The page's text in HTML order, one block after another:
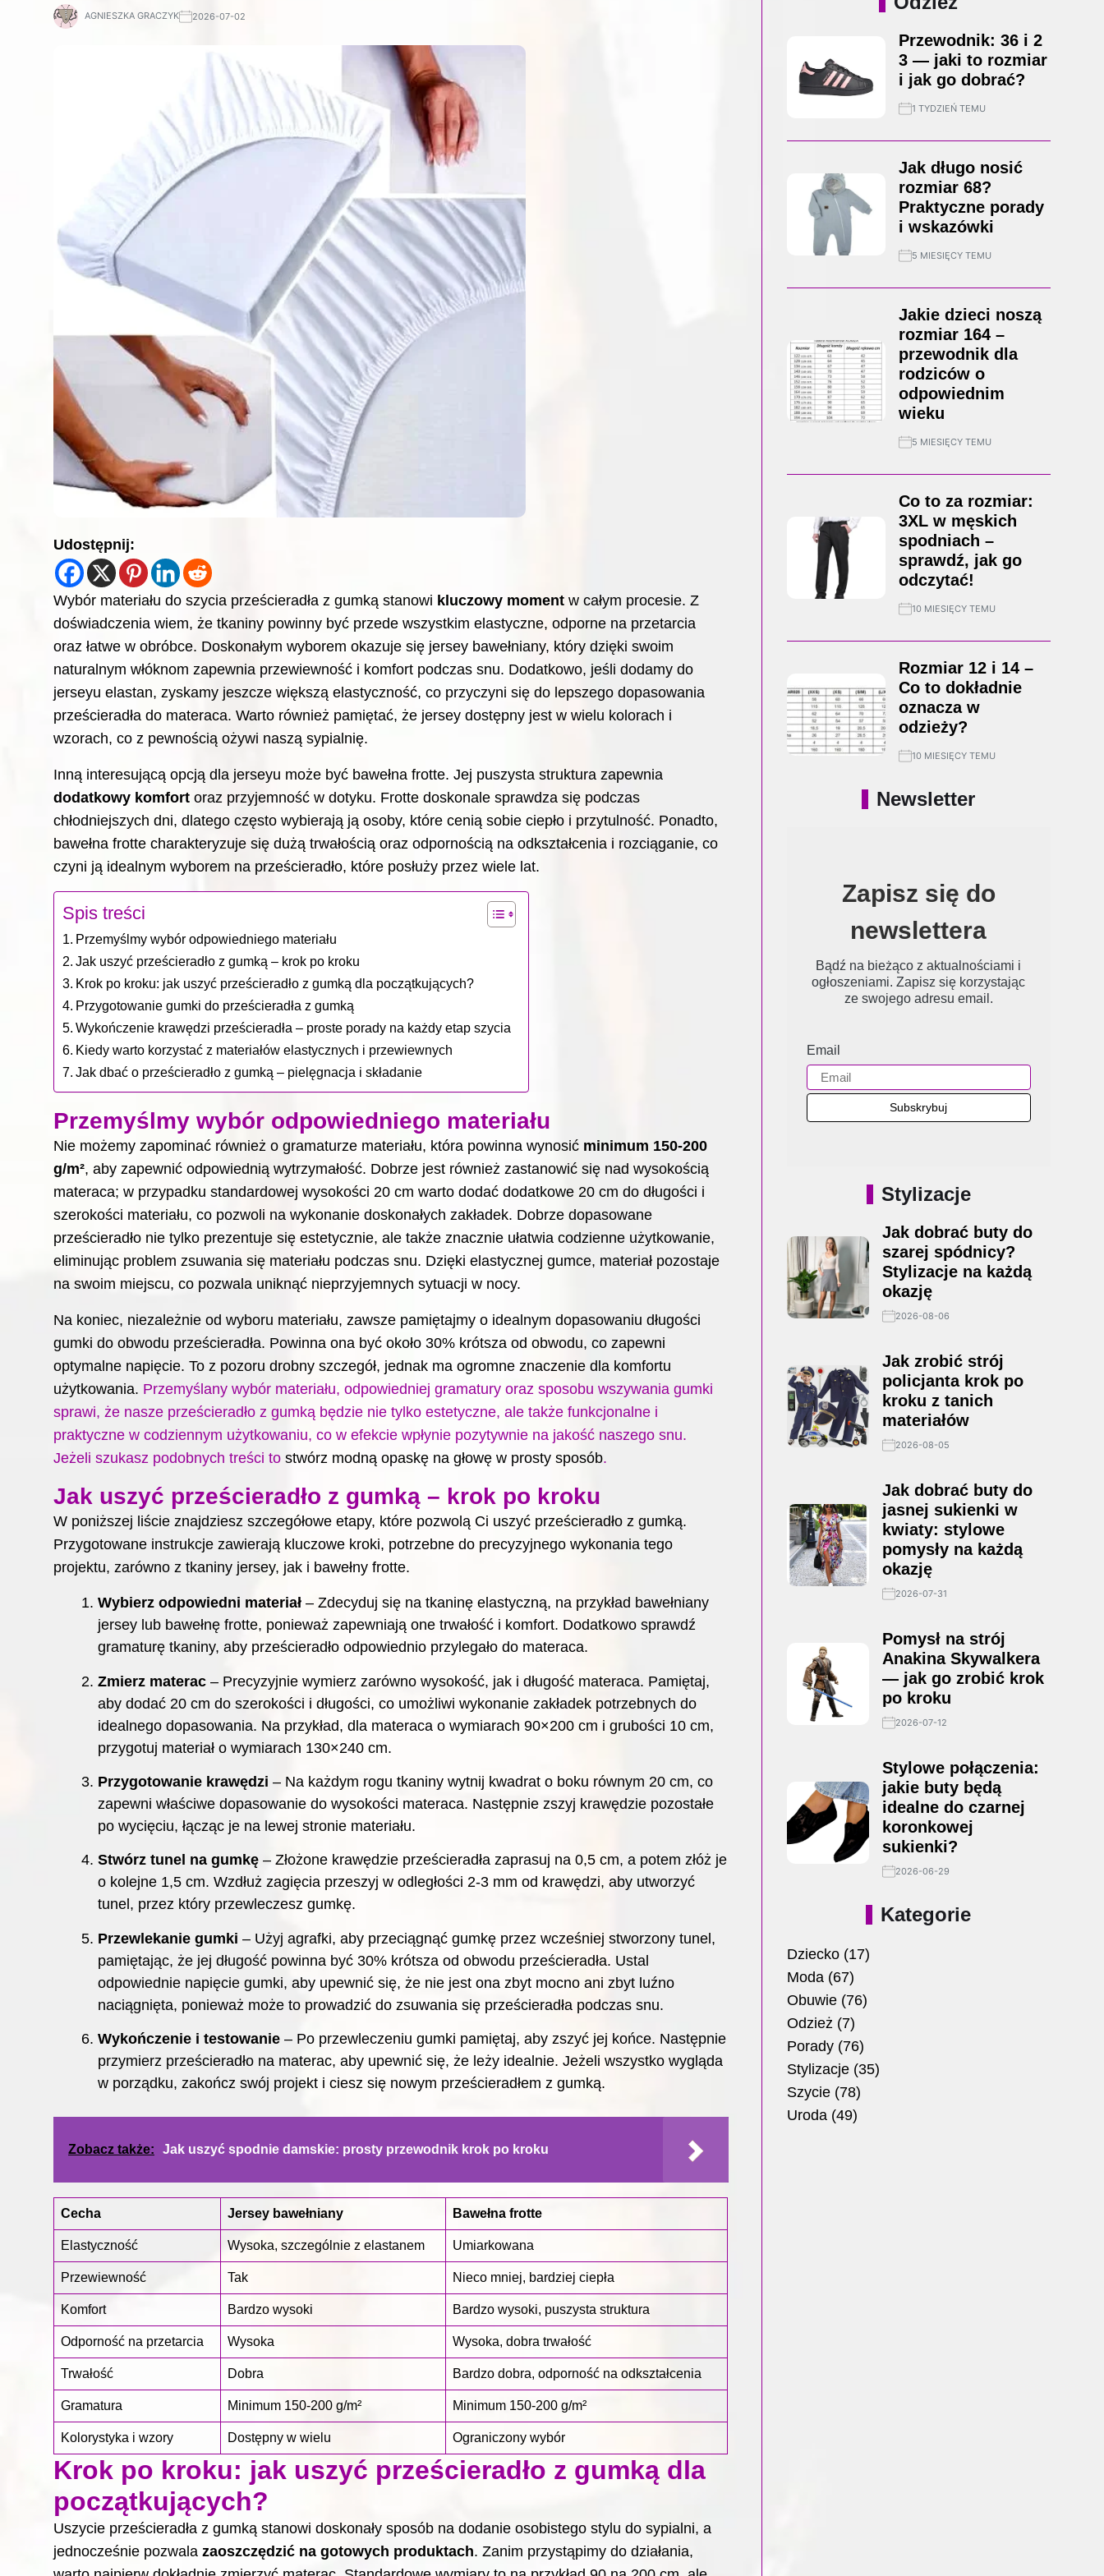
AGNIESZKA GRACZYK 2026-07-02
Udostępnij:
Wybór materiału do szycia prześcieradła z gumką stanowi kluczowy moment w całym procesie. Z
doświadczenia wiem, że tkaniny powinny być przede wszystkim elastyczne, odporne na przetarcia
oraz łatwe w obróbce. Doskonałym wyborem okazuje się jersey bawełniany, który dzięki swoim
naturalnym włóknom zapewnia przewiewność i komfort podczas snu. Dodatkowo, jeśli dodamy do
jerseyu elastan, zyskamy jeszcze większą elastyczność, co przyczyni się do lepszego dopasowania
prześcieradła do materaca. Warto również pamiętać, że jersey dostępny jest w wielu kolorach i
wzorach, co z pewnością ożywi naszą sypialnię.
Inną interesującą opcją dla jerseyu może być bawełna frotte. Jej puszysta struktura zapewnia
dodatkowy komfort oraz przyjemność w dotyku. Frotte doskonale sprawdza się podczas
chłodniejszych dni, dlatego często wybierają ją osoby, które cenią sobie ciepło i przytulność. Ponadto,
bawełna frotte charakteryzuje się dużą trwałością oraz odpornością na odkształcenia i rozciąganie, co
czyni ją idealnym wyborem na prześcieradło, które posłuży przez wiele lat.
Spis treści
Przemyślmy wybór odpowiedniego materiału
Jak uszyć prześcieradło z gumką – krok po kroku
Krok po kroku: jak uszyć prześcieradło z gumką dla początkujących?
Przygotowanie gumki do prześcieradła z gumką
Wykończenie krawędzi prześcieradła – proste porady na każdy etap szycia
Kiedy warto korzystać z materiałów elastycznych i przewiewnych
Jak dbać o prześcieradło z gumką – pielęgnacja i składanie
Przemyślmy wybór odpowiedniego materiału
Nie możemy zapominać również o gramaturze materiału, która powinna wynosić minimum 150-200
g/m², aby zapewnić odpowiednią wytrzymałość. Dobrze jest również zastanowić się nad wysokością
materaca; w przypadku standardowej wysokości 20 cm warto dodać dodatkowe 20 cm do długości i
szerokości materiału, co pozwoli na wykonanie doskonałych zakładek. Dobrze dopasowane
prześcieradło nie tylko prezentuje się estetycznie, ale także znacznie ułatwia codzienne użytkowanie,
eliminując problem zsuwania się materiału podczas snu. Dzięki elastycznej gumce, materiał pozostaje
na swoim miejscu, co pozwala uniknąć nieprzyjemnych sytuacji w nocy.
Na koniec, niezależnie od wyboru materiału, zawsze pamiętajmy o idealnym dopasowaniu długości
gumki do obwodu prześcieradła. Powinna ona być około 30% krótsza od obwodu, co zapewni
optymalne napięcie. To z pozoru drobny szczegół, jednak ma ogromne znaczenie dla komfortu
użytkowania. Przemyślany wybór materiału, odpowiedniej gramatury oraz sposobu wszywania gumki
sprawi, że nasze prześcieradło z gumką będzie nie tylko estetyczne, ale także funkcjonalne i
praktyczne w codziennym użytkowaniu, co w efekcie wpłynie pozytywnie na jakość naszego snu.
Jeżeli szukasz podobnych treści to stwórz modną opaskę na głowę w prosty sposób.
Jak uszyć prześcieradło z gumką – krok po kroku
W poniższej liście znajdziesz szczegółowe etapy, które pozwolą Ci uszyć prześcieradło z gumką.
Przygotowane instrukcje zawierają kluczowe kroki, potrzebne do precyzyjnego wykonania tego
projektu, zarówno z tkaniny jersey, jak i bawełny frotte.
Wybierz odpowiedni materiał – Zdecyduj się na tkaninę elastyczną, na przykład bawełniany
jersey lub bawełnę frotte, ponieważ zapewniają one trwałość i komfort. Dodatkowo sprawdź
gramaturę tkaniny, aby prześcieradło odpowiednio przylegało do materaca.
Zmierz materac – Precyzyjnie wymierz zarówno wysokość, jak i długość materaca. Pamiętaj,
aby dodać 20 cm do szerokości i długości, co umożliwi wykonanie zakładek potrzebnych do
idealnego dopasowania. Na przykład, dla materaca o wymiarach 90×200 cm i grubości 10 cm,
przygotuj materiał o wymiarach 130×240 cm.
Przygotowanie krawędzi – Na każdym rogu tkaniny wytnij kwadrat o boku równym 20 cm, co
zapewni właściwe dopasowanie do wysokości materaca. Następnie zszyj krawędzie pozostałe
po wycięciu, łącząc je na lewej stronie materiału.
Stwórz tunel na gumkę – Złożone krawędzie prześcieradła zaprasuj na 0,5 cm, a potem złóż je
o kolejne 1,5 cm. Wzdłuż zagięcia przeszyj w odległości 2-3 mm od krawędzi, aby utworzyć
tunel, przez który przewleczesz gumkę.
Przewlekanie gumki – Użyj agrafki, aby przeciągnąć gumkę przez wcześniej stworzony tunel,
pamiętając, że jej długość powinna być 30% krótsza od obwodu prześcieradła. Ustal
odpowiednie napięcie gumki, aby upewnić się, że nie jest ona zbyt mocno ani zbyt luźno
naciągnięta, ponieważ może to prowadzić do zsuwania się prześcieradła podczas snu.
Wykończenie i testowanie – Po przewleczeniu gumki pamiętaj, aby zszyć jej końce. Następnie
przymierz prześcieradło na materac, aby upewnić się, że leży idealnie. Jeżeli wszystko wygląda
w porządku, zakończ swój projekt i ciesz się nowym prześcieradłem z gumką.
Zobacz także: Jak uszyć spodnie damskie: prosty przewodnik krok po kroku
Cecha Jersey bawełniany Bawełna frotte
Elastyczność Wysoka, szczególnie z elastanem Umiarkowana
Przewiewność Tak Nieco mniej, bardziej ciepła
Komfort Bardzo wysoki Bardzo wysoki, puszysta struktura
Odporność na przetarcia Wysoka Wysoka, dobra trwałość
Trwałość Dobra Bardzo dobra, odporność na odkształcenia
Gramatura Minimum 150-200 g/m² Minimum 150-200 g/m²
Kolorystyka i wzory Dostępny w wielu Ograniczony wybór
Krok po kroku: jak uszyć prześcieradło z gumką dla
początkujących?
Uszycie prześcieradła z gumką stanowi doskonały sposób na dodanie osobistego stylu do sypialni, a
jednocześnie pozwala zaoszczędzić na gotowych produktach. Zanim przystąpimy do działania,
Przewodnik: 36 i 2
3 — jaki to rozmiar
i jak go dobrać?
1 TYDZIEŃ TEMU
Jak długo nosić
rozmiar 68?
Praktyczne porady
i wskazówki
5 MIESIĘCY TEMU
Jakie dzieci noszą
rozmiar 164 –
przewodnik dla
rodziców o
odpowiednim
wieku
5 MIESIĘCY TEMU
Co to za rozmiar:
3XL w męskich
spodniach –
sprawdź, jak go
odczytać!
10 MIESIĘCY TEMU
Rozmiar 12 i 14 –
Co to dokładnie
oznacza w
odzieży?
10 MIESIĘCY TEMU
Newsletter
Zapisz się do
newslettera
Bądź na bieżąco z aktualnościami i
ogłoszeniami. Zapisz się korzystając
ze swojego adresu email.
Email
Stylizacje
Jak dobrać buty do
szarej spódnicy?
Stylizacje na każdą
okazję
2026-08-06
Jak zrobić strój
policjanta krok po
kroku z tanich
materiałów
2026-08-05
Jak dobrać buty do
jasnej sukienki w
kwiaty: stylowe
pomysły na każdą
okazję
2026-07-31
Pomysł na strój
Anakina Skywalkera
— jak go zrobić krok
po kroku
2026-07-12
Stylowe połączenia:
jakie buty będą
idealne do czarnej
koronkowej
sukienki?
2026-06-29
Kategorie
Dziecko(17)
Moda(67)
Obuwie(76)
Odzież(7)
Porady(76)
Stylizacje(35)
Szycie(78)
Uroda(49)